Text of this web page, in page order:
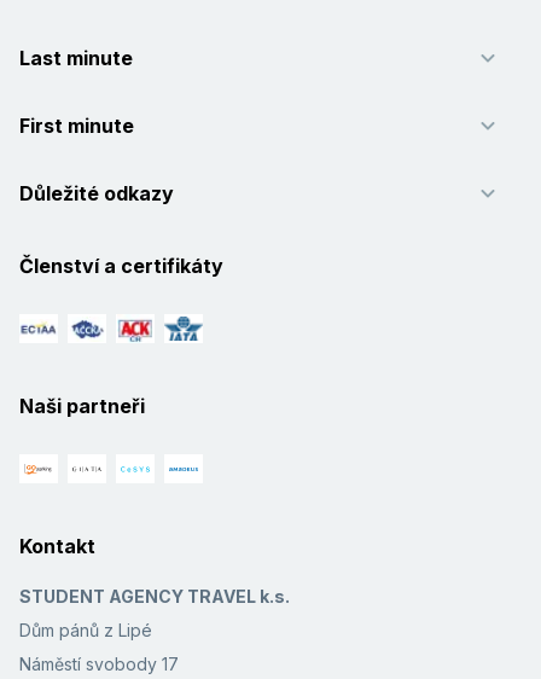
Last minute
First minute
Důležité odkazy
Členství a certifikáty
Naši partneři
Kontakt
STUDENT AGENCY TRAVEL k.s.
Dům pánů z Lipé
Náměstí svobody 17